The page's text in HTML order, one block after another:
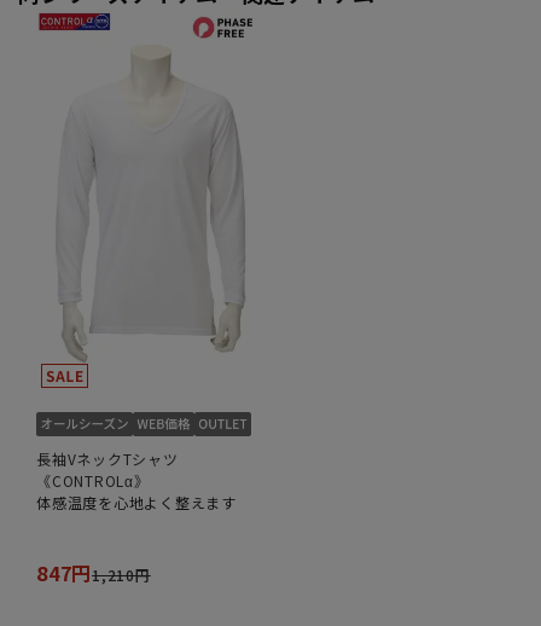
長袖VネックTシャツ
《CONTROLα》
体感温度を心地よく整えます
847円1,210円